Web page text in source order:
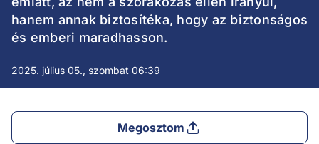
hanem annak biztosítéka, hogy az biztonságos
és emberi maradhasson.
2025. július 05., szombat 06:39
Megosztom